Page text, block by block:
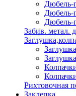
Дюбель-
Дюбель-
Дюбель-
Забив. метал.
Рихтовочная
Заклепка